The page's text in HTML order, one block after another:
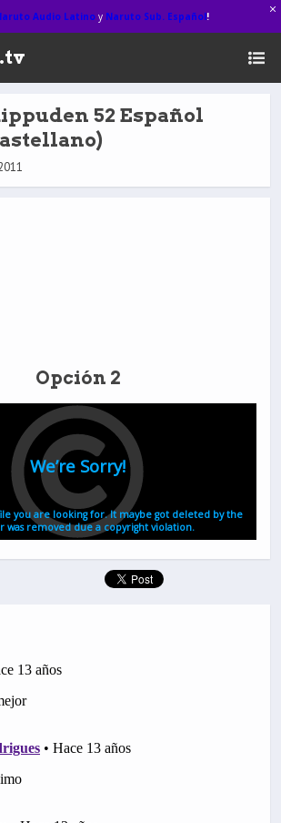
Audio Latinoy Naruto Sub. Español!
52 Español
Opción 2